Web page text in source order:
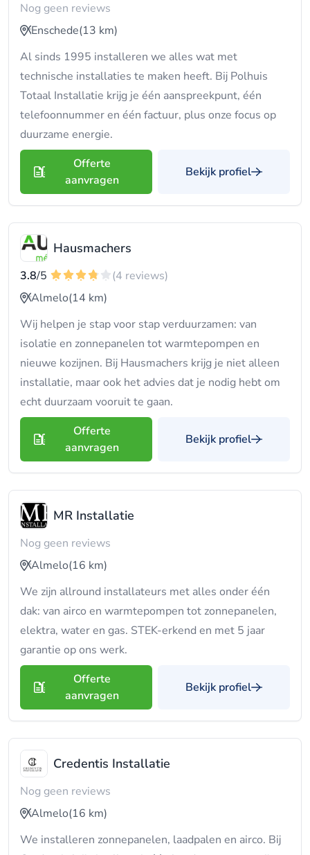
Nog geen reviews
Enschede(13 km)
Al sinds 1995 installeren we alles wat met
technische installaties te maken heeft. Bij Polhuis
Totaal Installatie krijg je één aanspreekpunt, één
telefoonnummer en één factuur, plus onze focus op
duurzame energie.
Offerte
aanvragen
Bekijk profiel
Hausmachers
3.8/5
(4 reviews)
Almelo(14 km)
Wij helpen je stap voor stap verduurzamen: van
isolatie en zonnepanelen tot warmtepompen en
nieuwe kozijnen. Bij Hausmachers krijg je niet alleen
installatie, maar ook het advies dat je nodig hebt om
echt duurzaam vooruit te gaan.
Offerte
aanvragen
Bekijk profiel
MR Installatie
Nog geen reviews
Almelo(16 km)
We zijn allround installateurs met alles onder één
dak: van airco en warmtepompen tot zonnepanelen,
elektra, water en gas. STEK-erkend en met 5 jaar
garantie op ons werk.
Offerte
aanvragen
Bekijk profiel
Credentis Installatie
Nog geen reviews
Almelo(16 km)
We installeren zonnepanelen, laadpalen en airco. Bij